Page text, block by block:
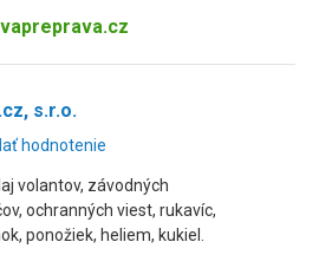
s.r.o.
hodnotenie
volantov, závodných
ochranných viest, rukavíc,
ponožiek, heliem, kukiel.